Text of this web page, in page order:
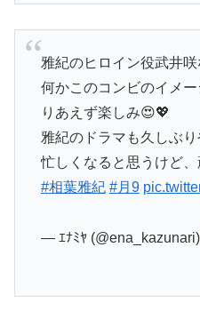
雅紀のヒロイン役武井
何かこのコンビのイメ
りあえず楽しみ😍💖
雅紀のドラマも久しぶり
忙しくなると思うけど
#相葉雅紀 #月9
— ｴﾅﾐﾔ (@ena_kazunari)